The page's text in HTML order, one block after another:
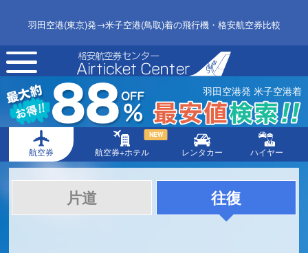
羽田空港(東京)発→米子空港(鳥取)着の飛行機・格安航空券比較
toggle
navigation
羽田空港発 米子空港着
航空券 航空券+ホテル
NEW
レンタカー ハイヤー
片道 往復